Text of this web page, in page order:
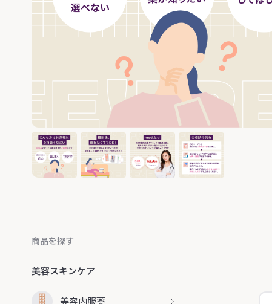
商品を探す
美容スキンケア
美容内服薬